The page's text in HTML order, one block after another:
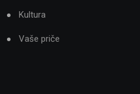
Kultura
Vaše priče